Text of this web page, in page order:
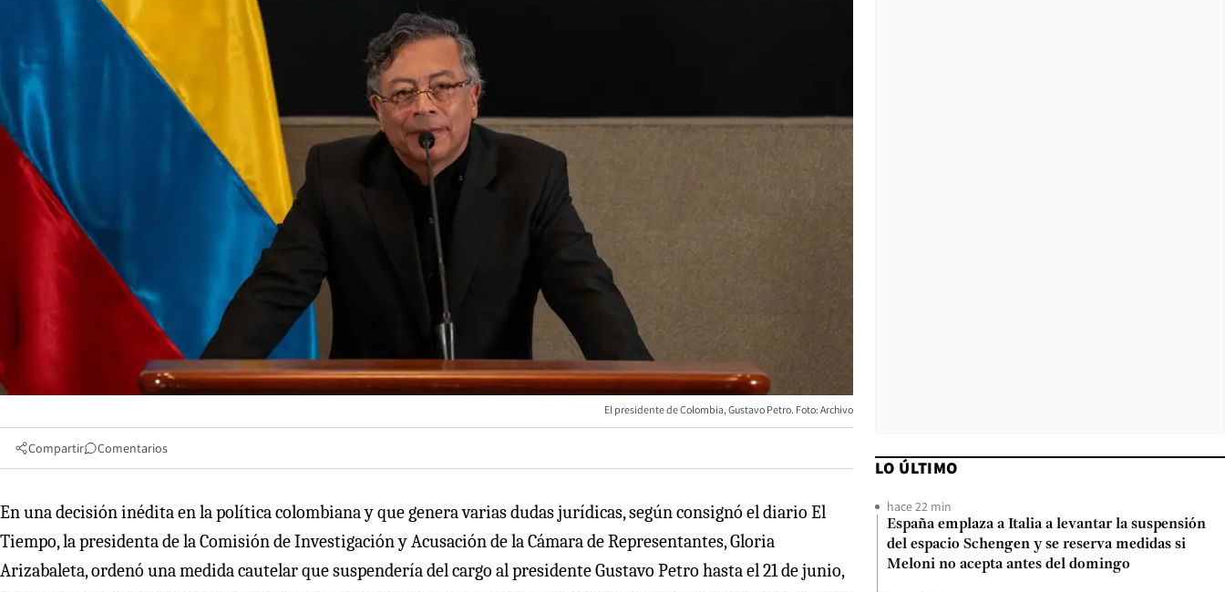
El presidente de Colombia, Gustavo Petro. Foto: Archivo
Compartir Comentarios
En una decisión inédita en la política colombiana y que genera varias dudas jurídicas, según consignó el diario El
Tiempo, la presidenta de la Comisión de Investigación y Acusación de la Cámara de Representantes, Gloria
Arizabaleta, ordenó una medida cautelar que suspendería del cargo al presidente Gustavo Petro hasta el 21 de junio,
LO ÚLTIMO
hace 22 min
España emplaza a Italia a levantar la suspensión
del espacio Schengen y se reserva medidas si
Meloni no acepta antes del domingo